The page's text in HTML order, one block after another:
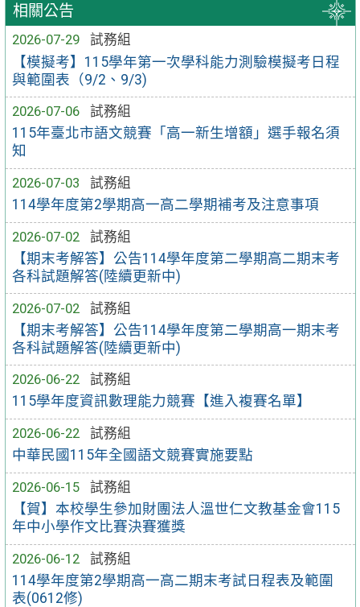
相關公告
2026-07-29
試務組
【模擬考】115學年第一次學科能力測驗模擬考日程
與範圍表（9/2、9/3)
2026-07-06
試務組
115年臺北市語文競賽「高一新生增額」選手報名須
知
2026-07-03
試務組
114學年度第2學期高一高二學期補考及注意事項
2026-07-02
試務組
【期末考解答】公告114學年度第二學期高二期末考
各科試題解答(陸續更新中)
2026-07-02
試務組
【期末考解答】公告114學年度第二學期高一期末考
各科試題解答(陸續更新中)
2026-06-22
試務組
115學年度資訊數理能力競賽【進入複賽名單】
2026-06-22
試務組
中華民國115年全國語文競賽實施要點
2026-06-15
試務組
【賀】本校學生參加財團法人溫世仁文教基金會115
年中小學作文比賽決賽獲獎
2026-06-12
試務組
114學年度第2學期高一高二期末考試日程表及範圍
表(0612修)